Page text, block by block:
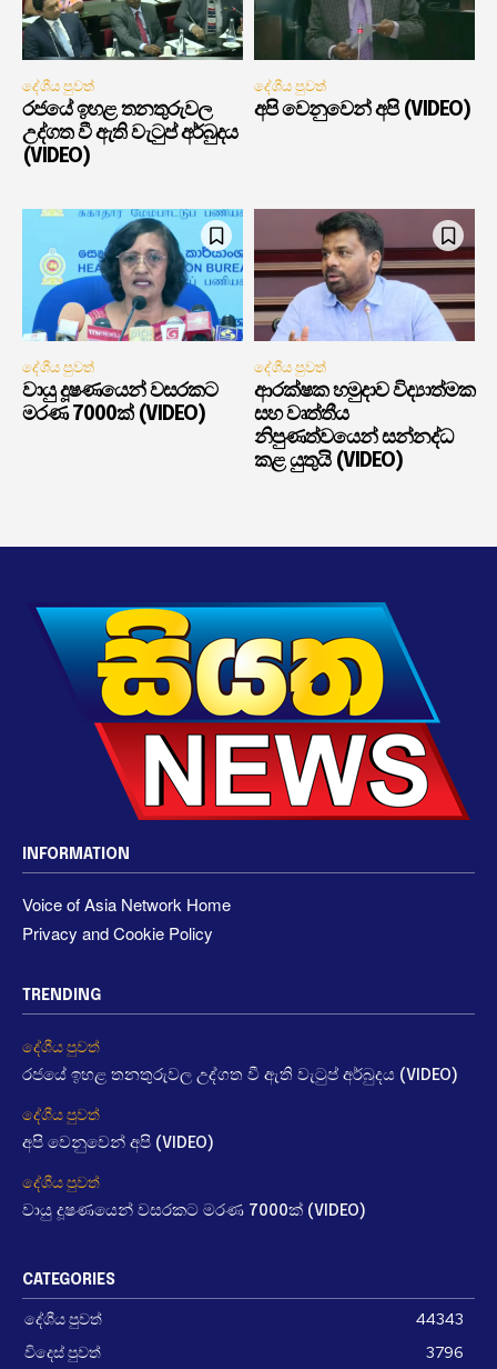
දේශීය පුවත්
රජයේ ඉහළ තනතුරුවල
උද්ගත වී ඇති වැටුප් අර්බුදය
(VIDEO)
දේශීය පුවත්
අපි වෙනුවෙන් අපි (VIDEO)
දේශීය පුවත්
වායු දූෂණයෙන් වසරකට
මරණ 7000ක් (VIDEO)
දේශීය පුවත්
ආරක්ෂක හමුදාව විද්‍යාත්මක
සහ වෘත්තීය
නිපුණත්වයෙන් සන්නද්ධ
කළ යුතුයි (VIDEO)
INFORMATION
Voice of Asia Network Home
Privacy and Cookie Policy
TRENDING
දේශීය පුවත්
රජයේ ඉහළ තනතුරුවල උද්ගත වී ඇති වැටුප් අර්බුදය (VIDEO)
දේශීය පුවත්
අපි වෙනුවෙන් අපි (VIDEO)
දේශීය පුවත්
වායු දූෂණයෙන් වසරකට මරණ 7000ක් (VIDEO)
CATEGORIES
දේශීය පුවත්
44343
විදෙස් පුවත්
3796